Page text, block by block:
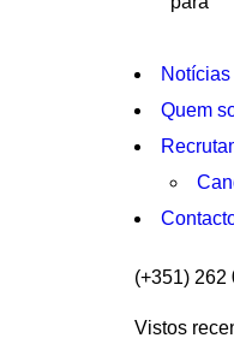
Quem
(+351) 262
Vistos